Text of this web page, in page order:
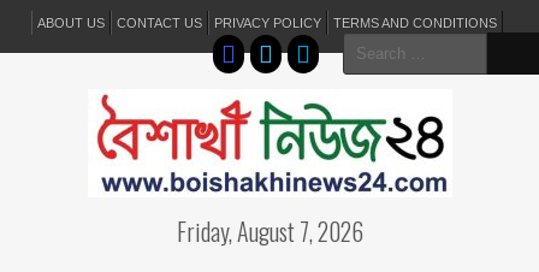
ABOUT US CONTACT US PRIVACY POLICY TERMS AND CONDITIONS
Search
for:
Friday, August 7, 2026